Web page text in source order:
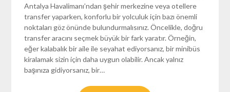
Antalya Havalimanı’ndan şehir merkezine veya otellere
transfer yaparken, konforlu bir yolculuk için bazı önemli
noktaları göz önünde bulundurmalısınız. Öncelikle, doğru
transfer aracını seçmek büyük bir fark yaratır. Örneğin,
eğer kalabalık bir aile ile seyahat ediyorsanız, bir minibüs
kiralamak sizin için daha uygun olabilir. Ancak yalnız
başınıza gidiyorsanız, bir…